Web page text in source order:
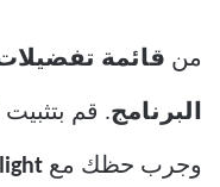
من قائمة
البرنامج. قم بتثبيت
وجرب حظك مع